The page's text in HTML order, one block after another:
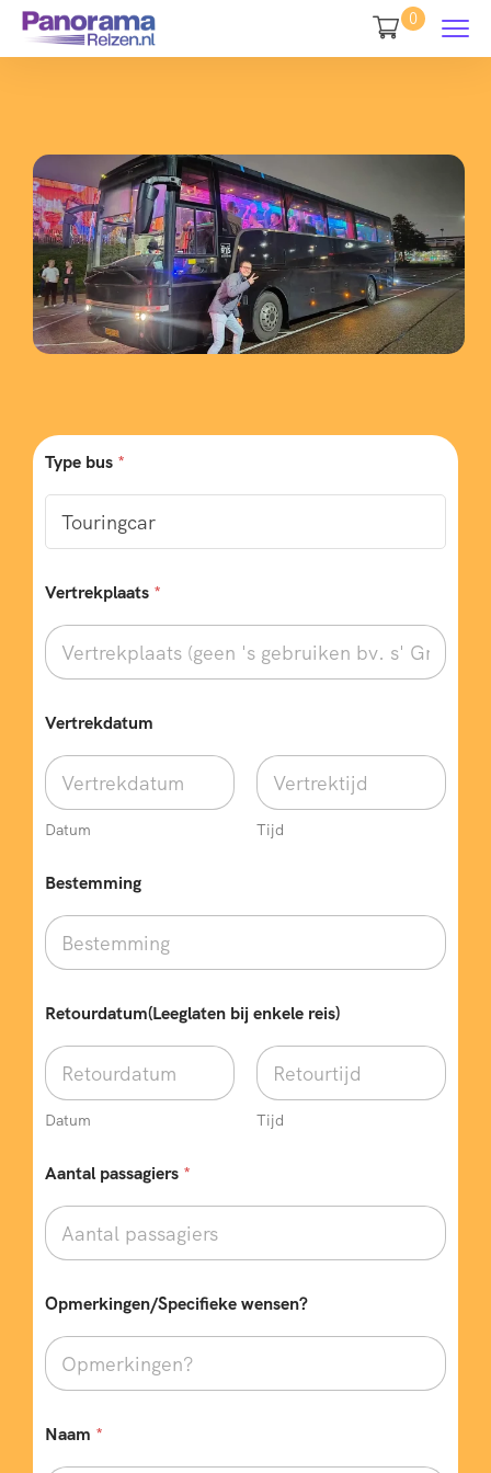
0
Type bus *
Vertrekplaats *
Vertrekdatum
Datum Tijd
Bestemming
Retourdatum(Leeglaten bij enkele reis)
Datum Tijd
Aantal passagiers *
Opmerkingen/Specifieke wensen?
Naam *